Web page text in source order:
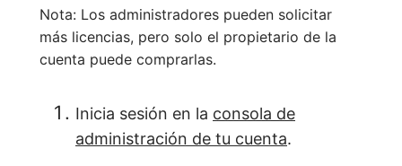
Nota: Los administradores pueden solicitar
más licencias, pero solo el propietario de la
cuenta puede comprarlas.
Inicia sesión en la consola de
administración de tu cuenta.